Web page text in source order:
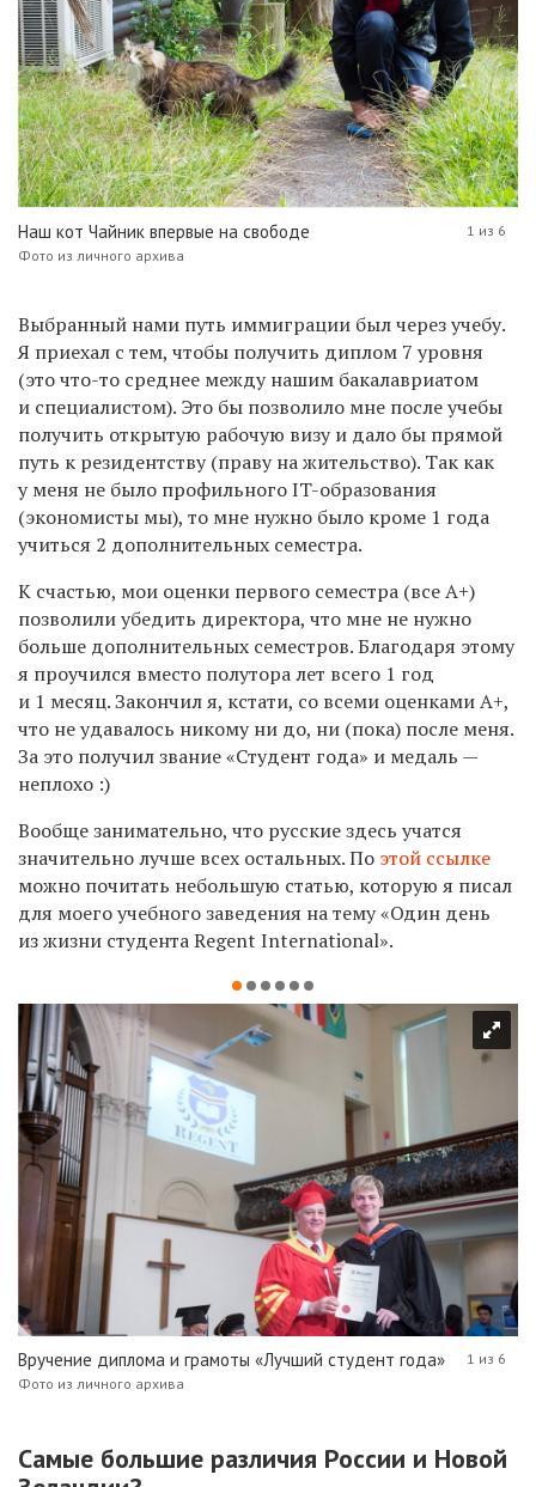
Наш кот Чайник впервые на свободе
Фото из личного архива
1 из 6
Выбранный нами путь иммиграции был через учебу.
Я приехал с тем, чтобы получить диплом 7 уровня
(это что-то среднее между нашим бакалавриатом
и специалистом). Это бы позволило мне после учебы
получить открытую рабочую визу и дало бы прямой
путь к резидентству (праву на жительство). Так как
у меня не было профильного IT-образования
(экономисты мы), то мне нужно было кроме 1 года
учиться 2 дополнительных семестра.
К счастью, мои оценки первого семестра (все А+)
позволили убедить директора, что мне не нужно
больше дополнительных семестров. Благодаря этому
я проучился вместо полутора лет всего 1 год
и 1 месяц. Закончил я, кстати, со всеми оценками А+,
что не удавалось никому ни до, ни (пока) после меня.
За это получил звание «Студент года» и медаль —
неплохо :)
Вообще занимательно, что русские здесь учатся
значительно лучше всех остальных. По этой ссылке
можно почитать небольшую статью, которую я писал
для моего учебного заведения на тему «Один день
из жизни студента Regent International».
Вручение диплома и грамоты «Лучший студент года»
Фото из личного архива
1 из 6
Самые большие различия России и Новой